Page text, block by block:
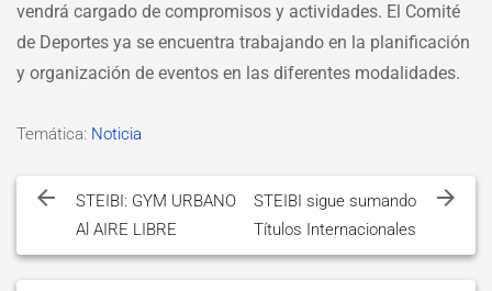
vendrá cargado de compromisos y actividades. El Comité
de Deportes ya se encuentra trabajando en la planificación
y organización de eventos en las diferentes modalidades.
Temática: Noticia
de
entradas
STEIBI: GYM URBANO
Al AIRE LIBRE
STEIBI sigue sumando
Títulos Internacionales